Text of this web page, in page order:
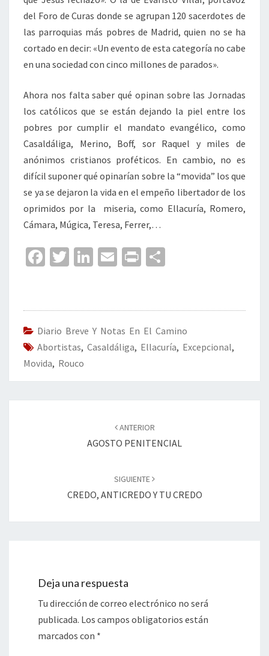
del Foro de Curas donde se agrupan 120 sacerdotes de
las parroquias más pobres de Madrid, quien no se ha
cortado en decir: «Un evento de esta categoría no cabe
en una sociedad con cinco millones de parados».
Ahora nos falta saber qué opinan sobre las Jornadas
los católicos que se están dejando la piel entre los
pobres por cumplir el mandato evangélico, como
Casaldáliga, Merino, Boff, sor Raquel y miles de
anónimos cristianos proféticos. En cambio, no es
difícil suponer qué opinarían sobre la “movida” los que
se ya se dejaron la vida en el empeño libertador de los
oprimidos por la miseria, como Ellacuría, Romero,
Cámara, Múgica, Teresa, Ferrer,…
Fa
o
o
k
T
er
Li
dI
n
E
l
Pr
p
ar
tir
Diario Breve Y Notas En El Camino
Abortistas, Casaldáliga, Ellacuría, Excepcional,
Movida, Rouco
ANTERIOR
AGOSTO PENITENCIAL
SIGUIENTE
CREDO, ANTICREDO Y TU CREDO
Deja una respuesta
Tu dirección de correo electrónico no será
publicada. Los campos obligatorios están
marcados con *